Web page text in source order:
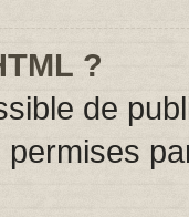
?
de